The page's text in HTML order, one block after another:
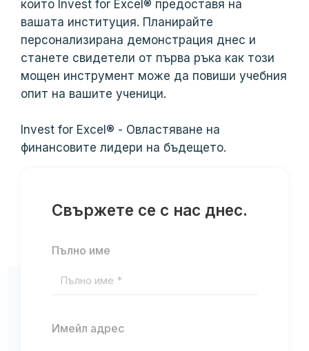
които Invest for Excel® предоставя на
вашата институция. Планирайте
персонализирана демонстрация днес и
станете свидетели от първа ръка как този
мощен инструмент може да повиши учебния
опит на вашите ученици.
Invest for Excel® - Овластяване на
финансовите лидери на бъдещето.
Свържете се с нас днес.
Пълно име
Имейл адрес